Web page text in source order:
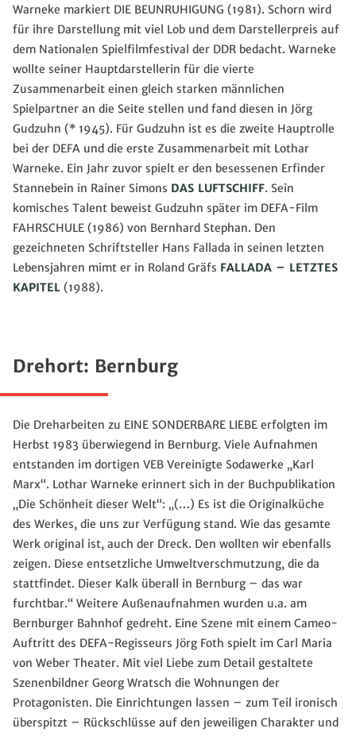
Warneke markiert DIE BEUNRUHIGUNG (1981). Schorn wird
für ihre Darstellung mit viel Lob und dem Darstellerpreis auf
dem Nationalen Spielfilmfestival der DDR bedacht. Warneke
wollte seiner Hauptdarstellerin für die vierte
Zusammenarbeit einen gleich starken männlichen
Spielpartner an die Seite stellen und fand diesen in Jörg
Gudzuhn (* 1945). Für Gudzuhn ist es die zweite Hauptrolle
bei der DEFA und die erste Zusammenarbeit mit Lothar
Warneke. Ein Jahr zuvor spielt er den besessenen Erfinder
Stannebein in Rainer Simons DAS LUFTSCHIFF. Sein
komisches Talent beweist Gudzuhn später im DEFA-Film
FAHRSCHULE (1986) von Bernhard Stephan. Den
gezeichneten Schriftsteller Hans Fallada in seinen letzten
Lebensjahren mimt er in Roland Gräfs FALLADA – LETZTES
KAPITEL (1988).
Drehort: Bernburg
Die Dreharbeiten zu EINE SONDERBARE LIEBE erfolgten im
Herbst 1983 überwiegend in Bernburg. Viele Aufnahmen
entstanden im dortigen VEB Vereinigte Sodawerke „Karl
Marx“. Lothar Warneke erinnert sich in der Buchpublikation
„Die Schönheit dieser Welt“: „(…) Es ist die Originalküche
des Werkes, die uns zur Verfügung stand. Wie das gesamte
Werk original ist, auch der Dreck. Den wollten wir ebenfalls
zeigen. Diese entsetzliche Umweltverschmutzung, die da
stattfindet. Dieser Kalk überall in Bernburg – das war
furchtbar.“ Weitere Außenaufnahmen wurden u.a. am
Bernburger Bahnhof gedreht. Eine Szene mit einem Cameo-
Auftritt des DEFA-Regisseurs Jörg Foth spielt im Carl Maria
von Weber Theater. Mit viel Liebe zum Detail gestaltete
Szenenbildner Georg Wratsch die Wohnungen der
Protagonisten. Die Einrichtungen lassen – zum Teil ironisch
überspitzt – Rückschlüsse auf den jeweiligen Charakter und